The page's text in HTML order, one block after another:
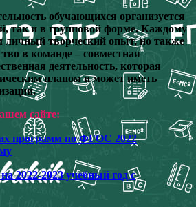
обучающихся организуется
так и в групповой форме. Каждому
личный творческий опыт, но также
в команде – совместная
деятельность, которая
планом и может иметь
сайте:
программ по ФГОС 2022
2022-2023 учебный год с